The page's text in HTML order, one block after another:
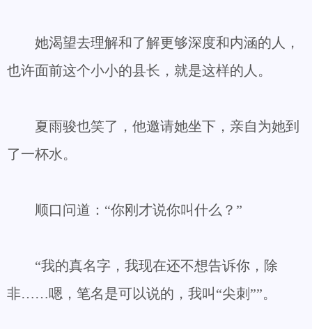
她渴望去理解和了解更够深度和内涵的人，
也许面前这个小小的县长，就是这样的人。
夏雨骏也笑了，他邀请她坐下，亲自为她到
了一杯水。
顺口问道：“你刚才说你叫什么？”
“我的真名字，我现在还不想告诉你，除
非……嗯，笔名是可以说的，我叫“尖刺””。